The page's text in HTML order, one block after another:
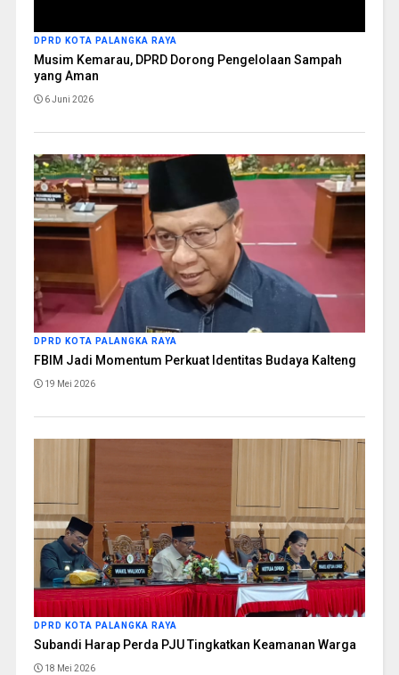
DPRD KOTA PALANGKA RAYA
Musim Kemarau, DPRD Dorong Pengelolaan Sampah
yang Aman
6 Juni 2026
DPRD KOTA PALANGKA RAYA
FBIM Jadi Momentum Perkuat Identitas Budaya Kalteng
19 Mei 2026
DPRD KOTA PALANGKA RAYA
Subandi Harap Perda PJU Tingkatkan Keamanan Warga
18 Mei 2026